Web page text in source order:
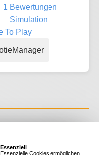
1 Bewertungen
Simulation
To Play
bei der
Aspekte
Essenziell
Essenzielle Cookies ermöglichen